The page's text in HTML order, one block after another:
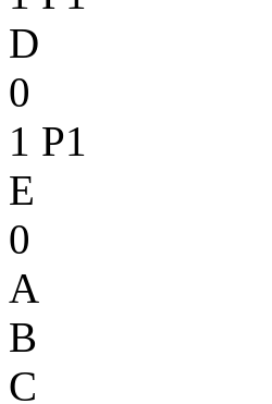
D
0
1 P1
E
0
A
B
C